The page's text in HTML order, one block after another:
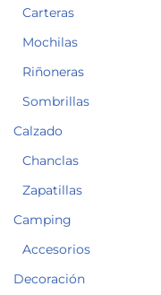
Carteras
Mochilas
Riñoneras
Sombrillas
Calzado
Chanclas
Zapatillas
Camping
Accesorios
Decoración